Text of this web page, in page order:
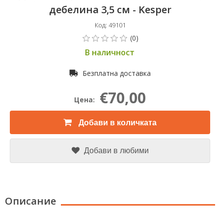
дебелина 3,5 см - Kesper
Код: 49101
В наличност
Безплатна доставка
Цена: €70,00
Добави в количката
Добави в любими
Описание